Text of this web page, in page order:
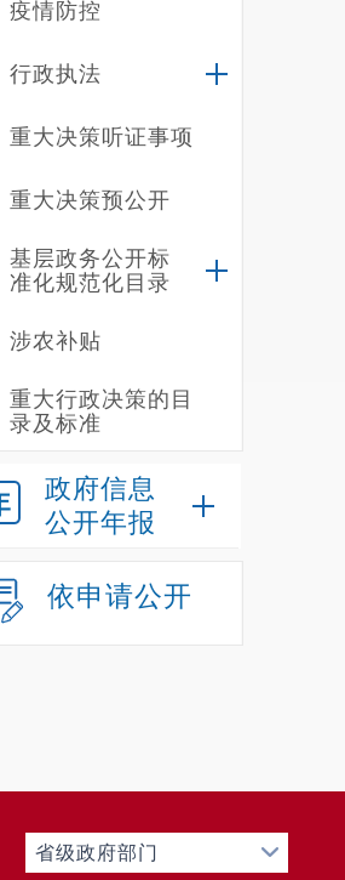
疫情防控
行政执法
重大决策听证事项
重大决策预公开
基层政务公开标
准化规范化目录
涉农补贴
重大行政决策的目
录及标准
政府信息
公开年报
依申请公开
省级政府部门